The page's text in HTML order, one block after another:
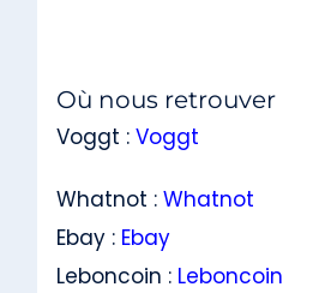
Où nous retrouver
Voggt : Voggt
Whatnot : Whatnot
Ebay : Ebay
Leboncoin : Leboncoin